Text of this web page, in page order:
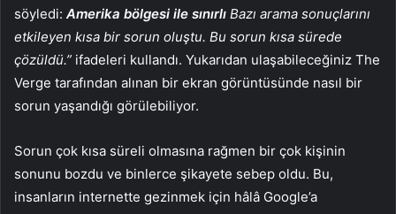
söyledi: Amerika bölgesi ile sınırlı Bazı arama sonuçlarını
etkileyen kısa bir sorun oluştu. Bu sorun kısa sürede
çözüldü.” ifadeleri kullandı. Yukarıdan ulaşabileceğiniz The
Verge tarafından alınan bir ekran görüntüsünde nasıl bir
sorun yaşandığı görülebiliyor.
Sorun çok kısa süreli olmasına rağmen bir çok kişinin
sonunu bozdu ve binlerce şikayete sebep oldu. Bu,
insanların internette gezinmek için hâlâ Google’a